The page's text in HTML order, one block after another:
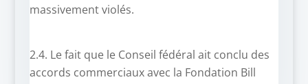
massivement violés.
2.4. Le fait que le Conseil fédéral ait conclu des
accords commerciaux avec la Fondation Bill